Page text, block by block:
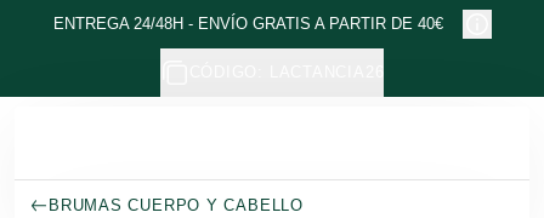
Ir al contenido principal
ENTREGA 24/48H - ENVÍO GRATIS A PARTIR DE 40€
BRUMAS CUERPO Y CABELLO